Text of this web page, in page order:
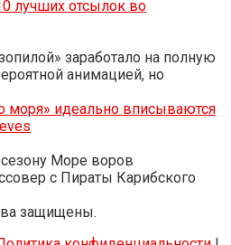
лучших отсылок во
заработало на полную
анимацией, но
моря» идеально вписываются
Море воров
с Пираты Карибского
защищены.